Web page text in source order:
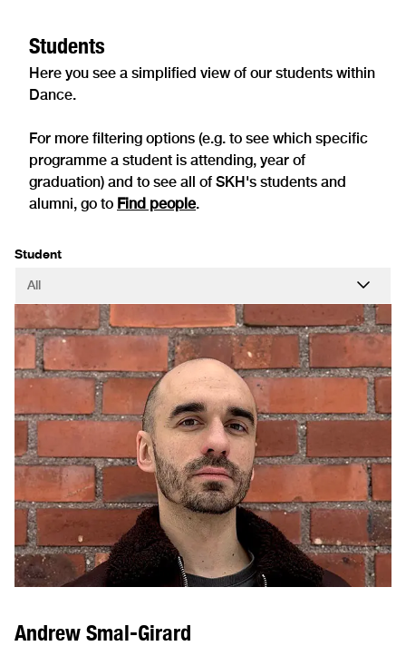
Students
Here you see a simplified view of our students within
Dance.
For more filtering options (e.g. to see which specific
programme a student is attending, year of
graduation) and to see all of SKH's students and
alumni, go to Find people.
Student
Andrew Smal-Girard